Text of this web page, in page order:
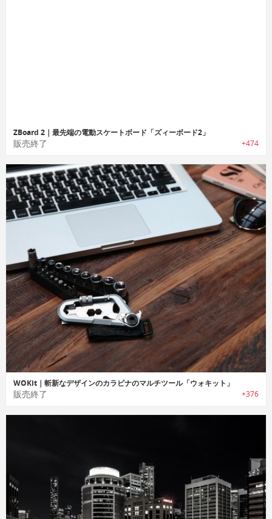
ZBoard 2｜最先端の電動スケートボード「ズィーボード2」
販売終了 +474
WOKit｜斬新なデザインのカラビナのマルチツール「ウォキット」
販売終了 +376